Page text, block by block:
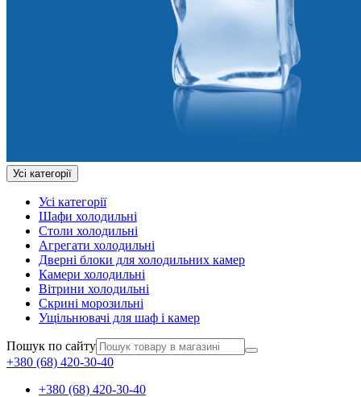
Усі категорії
Усі категорії
Шафи холодильні
Столи холодильні
Агрегати холодильні
Дверні блоки для холодильних камер
Камери холодильні
Вітрини холодильні
Скрині морозильні
Ущільнювачі для шаф і камер
Пошук по сайту
+380 (68) 420-30-40
+380 (68) 420-30-40